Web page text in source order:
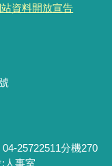
資料開放宣告
號
25722511分機270
人事室